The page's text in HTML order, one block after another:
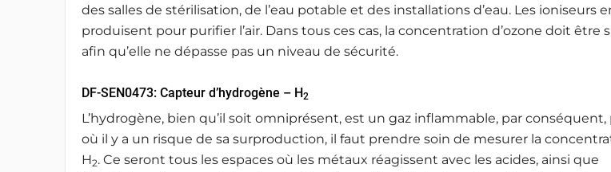
des salles de stérilisation, de l’eau potable et des installations d’eau. Les ioniseurs
produisent pour purifier l’air. Dans tous ces cas, la concentration d’ozone doit être
afin qu’elle ne dépasse pas un niveau de sécurité.
DF-SEN0473: Capteur d’hydrogène – H2
L’hydrogène, bien qu’il soit omniprésent, est un gaz inflammable, par
où il y a un risque de sa surproduction, il faut prendre soin de mesurer la
H2. Ce seront tous les espaces où les métaux réagissent avec les acides, ainsi que